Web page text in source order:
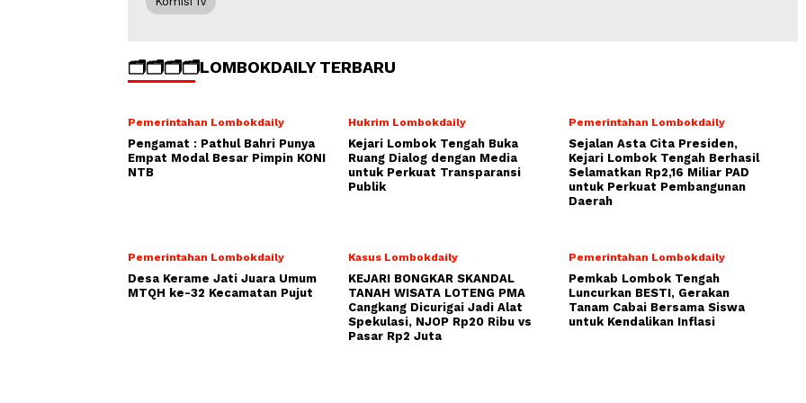
🗂️🗂️🗂️🗂️LOMBOKDAILY TERBARU
Pemerintahan Lombokdaily
Pengamat : Pathul Bahri Punya
Empat Modal Besar Pimpin KONI
NTB
Hukrim Lombokdaily
Kejari Lombok Tengah Buka
Ruang Dialog dengan Media
untuk Perkuat Transparansi
Publik
Pemerintahan Lombokdaily
Sejalan Asta Cita Presiden,
Kejari Lombok Tengah Berhasil
Selamatkan Rp2,16 Miliar PAD
untuk Perkuat Pembangunan
Daerah
Pemerintahan Lombokdaily
Desa Kerame Jati Juara Umum
MTQH ke-32 Kecamatan Pujut
Kasus Lombokdaily
KEJARI BONGKAR SKANDAL
TANAH WISATA LOTENG PMA
Cangkang Dicurigai Jadi Alat
Spekulasi, NJOP Rp20 Ribu vs
Pasar Rp2 Juta
Pemerintahan Lombokdaily
Pemkab Lombok Tengah
Luncurkan BESTI, Gerakan
Tanam Cabai Bersama Siswa
untuk Kendalikan Inflasi